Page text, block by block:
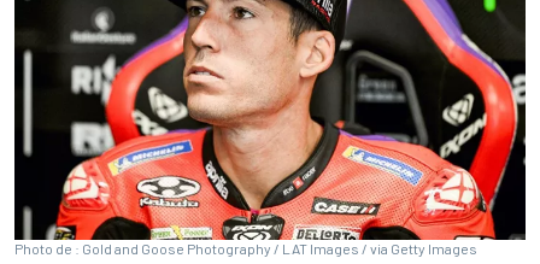
Photo de : Gold and Goose Photography / LAT Images / via Getty Images